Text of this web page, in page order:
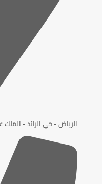
الرياض - حي الرائد - الملك